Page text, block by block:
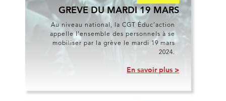
GREVE DU MARDI 19 MARS
Au niveau national, la CGT Éduc’action
appelle l’ensemble des personnels à se
mobiliser par la grève le mardi 19 mars
2024.
En savoir plus >